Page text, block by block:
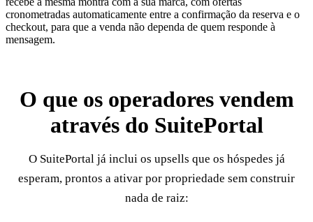
cronometradas automaticamente entre a confirmação da reserva e o
checkout, para que a venda não dependa de quem responde à
mensagem.
O que os operadores vendem
através do SuitePortal
O SuitePortal já inclui os upsells que os hóspedes já
esperam, prontos a ativar por propriedade sem construir
nada de raiz: